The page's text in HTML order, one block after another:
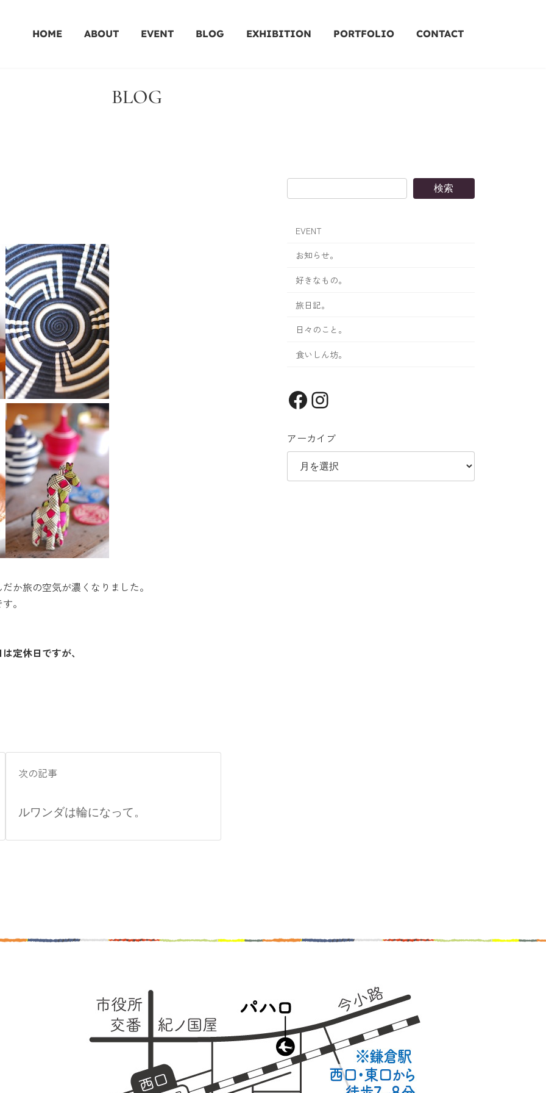
HOME ABOUT EVENT BLOG EXHIBITION PORTFOLIO CONTACT
BLOG
か旅の空気が濃くなりました。
。
定休日ですが、
次の記事
ルワンダは輪になって。
検索
EVENT
お知らせ。
好きなもの。
旅日記。
日々のこと。
食いしん坊。
Facebook
Instagram
アーカイブ